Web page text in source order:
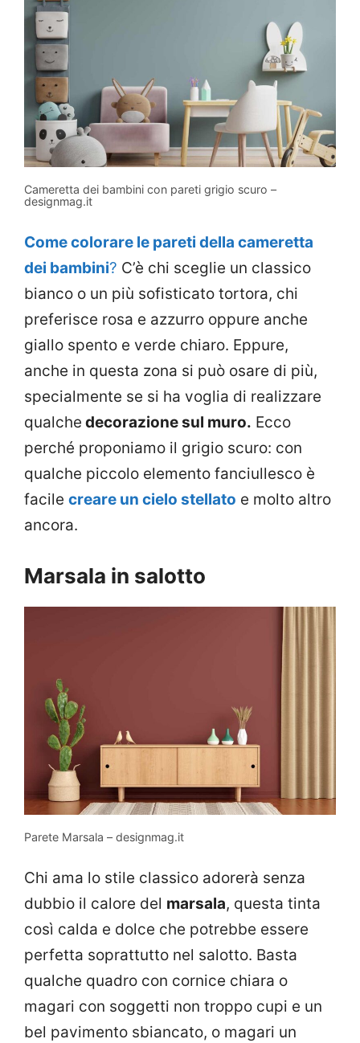
Cameretta dei bambini con pareti grigio scuro –
designmag.it
Come colorare le pareti della cameretta
dei bambini? C’è chi sceglie un classico
bianco o un più sofisticato tortora, chi
preferisce rosa e azzurro oppure anche
giallo spento e verde chiaro. Eppure,
anche in questa zona si può osare di più,
specialmente se si ha voglia di realizzare
qualche decorazione sul muro. Ecco
perché proponiamo il grigio scuro: con
qualche piccolo elemento fanciullesco è
facile creare un cielo stellato e molto altro
ancora.
Marsala in salotto
Parete Marsala – designmag.it
Chi ama lo stile classico adorerà senza
dubbio il calore del marsala, questa tinta
così calda e dolce che potrebbe essere
perfetta soprattutto nel salotto. Basta
qualche quadro con cornice chiara o
magari con soggetti non troppo cupi e un
bel pavimento sbiancato, o magari un